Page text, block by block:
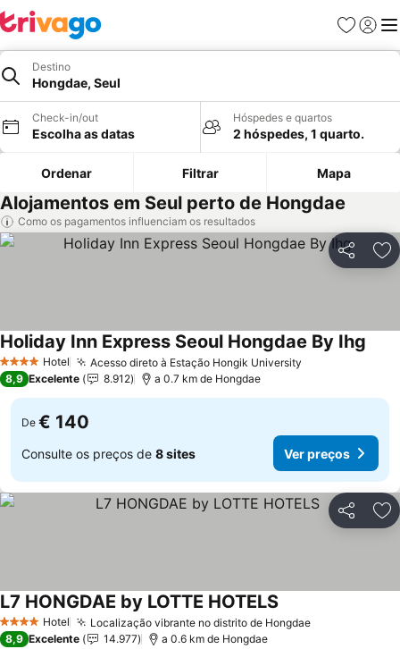
Favoritos
Iniciar
Destino
Hongdae, Seul
Check-in/out
Escolha as datas
Hóspedes e quartos
2 hóspedes, 1 quarto.
Ordenar Filtrar Mapa
Alojamentos em Seul perto de Hongdae
Como os pagamentos influenciam os resultados
Partilhar
4 EstrelasHotel Acesso direto à Estação Hongik University
Holiday Inn Express Seoul Hongdae By Ihg
8,9 Excelente 8.912 a 0.7 km de Hongdae
De € 140
Consulte os preços de 8 sites Ver preços
Partilhar
4 EstrelasHotel Localização vibrante no distrito de HongdaeVer preços
L7 HONGDAE by LOTTE HOTELS
8,9 Excelente 14.977 a 0.6 km de Hongdae